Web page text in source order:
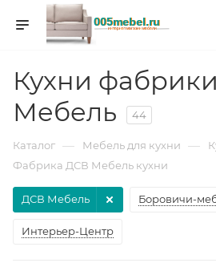
Кухни
Мебель
44
Каталог — Мебель для кухни —
Фабрика ДСВ Мебель кухни
Боровичи-
Интерьер-Центр
ДСВ Мебель